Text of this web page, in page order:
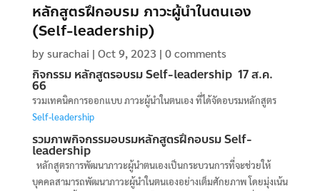
หลักสูตรฝึกอบรม ภาวะผู้นำในตนเอง
(Self-leadership)
bysurachai | Oct 9, 2023 | 0 comments
กิจกรรม หลักสูตรอบรม Self-leadership 17 ส.ค.
66
รวมเทคนิคการออกแบบ ภาวะผู้นำในตนเอง ที่ได้จัดอบรมหลักสูตร
Self-leadership
รวมภาพกิจกรรมอบรมหลักสูตรฝึกอบรมSelf-
leadership
หลักสูตรการพัฒนาภาวะผู้นำตนเองเป็นกระบวนการที่จะช่วยให้
บุคคลสามารถพัฒนาภาวะผู้นำในตนเองอย่างเต็มศักยภาพ โดยมุ่งเน้น